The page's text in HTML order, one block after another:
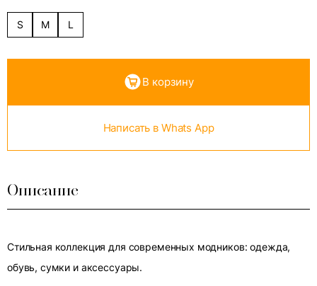
S M L
В корзину
Написать в Whats App
Описание
Стильная коллекция для современных модников: одежда,
обувь, сумки и аксессуары.